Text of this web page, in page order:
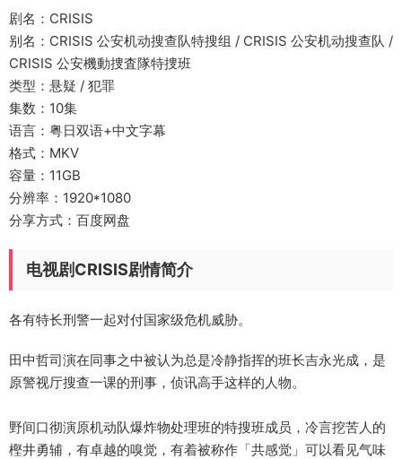
剧名：CRISIS
别名：CRISIS 公安机动搜查队特搜组 / CRISIS 公安机动搜查队 /
CRISIS 公安機動捜査隊特捜班
类型：悬疑 / 犯罪
集数：10集
语言：粤日双语+中文字幕
格式：MKV
容量：11GB
分辨率：1920*1080
分享方式：百度网盘
电视剧CRISIS剧情简介
各有特长刑警一起对付国家级危机威胁。
田中哲司演在同事之中被认为总是冷静指挥的班长吉永光成，是
原警视厅搜查一课的刑事，侦讯高手这样的人物。
野间口彻演原机动队爆炸物处理班的特搜班成员，冷言挖苦人的
樫井勇辅，有卓越的嗅觉，有着被称作「共感觉」可以看见气味